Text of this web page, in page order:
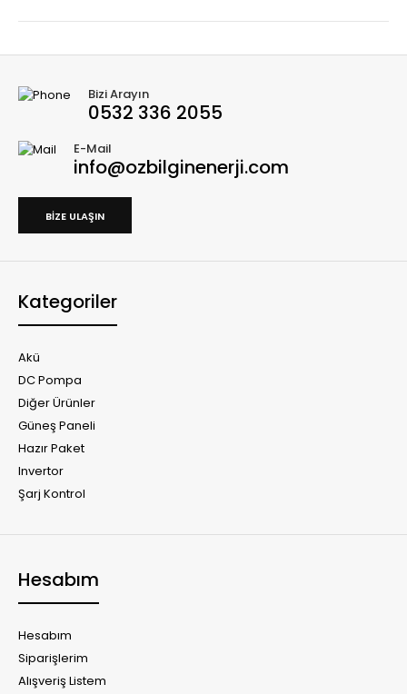
Bizi Arayın
0532 336 2055
E-Mail
info@ozbilginenerji.com
BIZE ULAŞIN
Kategoriler
Akü
DC Pompa
Diğer Ürünler
Güneş Paneli
Hazır Paket
Invertor
Şarj Kontrol
Hesabım
Hesabım
Siparişlerim
Alışveriş Listem